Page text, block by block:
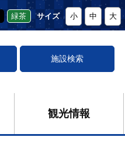
緑茶 サイズ 小 中 大
施設検索
観光情報